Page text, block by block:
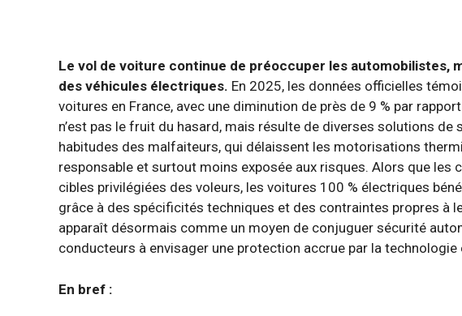
Le vol de voiture continue de préoccuper les automobilistes,
des véhicules électriques. En 2025, les données officielles
voitures en France, avec une diminution de près de 9 % par
n’est pas le fruit du hasard, mais résulte de diverses solutions de
habitudes des malfaiteurs, qui délaissent les motorisations
responsable et surtout moins exposée aux risques. Alors que les
cibles privilégiées des voleurs, les voitures 100 % électriques
grâce à des spécificités techniques et des contraintes propres à
apparaît désormais comme un moyen de conjuguer sécurité
conducteurs à envisager une protection accrue par la technologie
En bref :